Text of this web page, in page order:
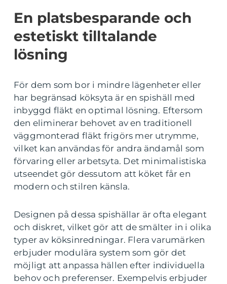
En platsbesparande och
estetiskt tilltalande
lösning
För dem som bor i mindre lägenheter eller
har begränsad köksyta är en spishäll med
inbyggd fläkt en optimal lösning. Eftersom
den eliminerar behovet av en traditionell
väggmonterad fläkt frigörs mer utrymme,
vilket kan användas för andra ändamål som
förvaring eller arbetsyta. Det minimalistiska
utseendet gör dessutom att köket får en
modern och stilren känsla.
Designen på dessa spishällar är ofta elegant
och diskret, vilket gör att de smälter in i olika
typer av köksinredningar. Flera varumärken
erbjuder modulära system som gör det
möjligt att anpassa hällen efter individuella
behov och preferenser. Exempelvis erbjuder